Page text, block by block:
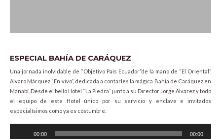
ESPECIAL BAHÍA DE CARÁQUEZ
Una jornada inolvidable de “Objetivo País Ecuador”de la mano de “El Oriental”
Alvaro Márquez “En vivo”, dedicada a contarles la mágica Bahía de Caráquez en
Manabí. Desde el bello Hotel “La Piedra” junto a su Director Jorge Alvarez y todo
el equipo de este Hotel único por su servicio y enclave e invitados
especialísimos como ya es costumbre.
00:00 00:00